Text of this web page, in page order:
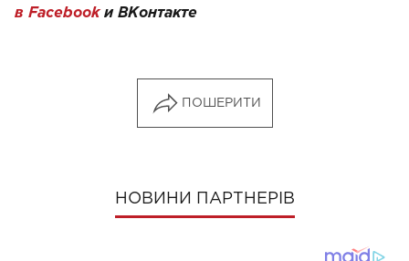
в Facebookи ВКонтакте
ПОШЕРИТИ
НОВИНИ ПАРТНЕРІВ